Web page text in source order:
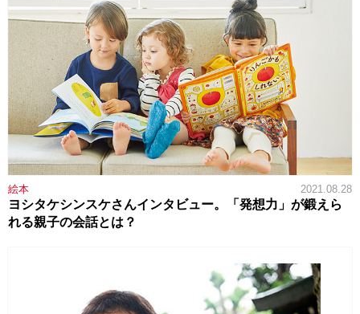
絵本 2021.08.28
ヨシタケシンスケさんインタビュー。「発想力」が鍛えら
れる親子の会話とは？